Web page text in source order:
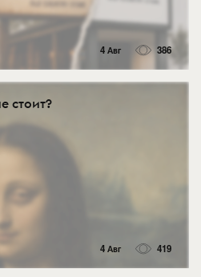
4 Авг 386
стоит?
4 Авг 419